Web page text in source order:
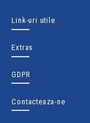
Link-uri utile
Extras
GDPR
Contacteaza-ne